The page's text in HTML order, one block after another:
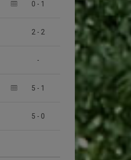
0 - 1
2 - 2
-
5 - 1
5 - 0